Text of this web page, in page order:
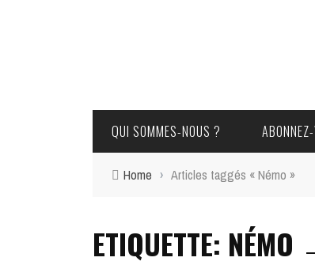
QUI SOMMES-NOUS ?
Home › Articles taggés « Némo »
ETIQUETTE: NÉMO